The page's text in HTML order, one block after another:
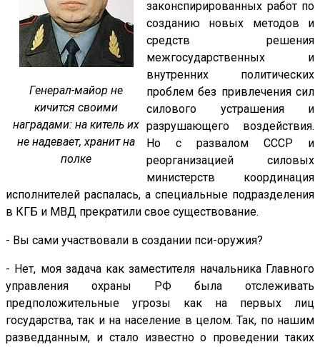
Генерал-майор не
кичится своими
наградами: на китель их
не надевает, хранит на
полке
законспирированных работ по
созданию новых методов и
средств решения
межгосударственных и
внутренних политических
проблем без привлечения сил
силового устрашения и
разрушающего воздействия.
Но с развалом СССР и
реорганизацией силовых
министерств координация
исполнителей распалась, а специальные подразделения
в КГБ и МВД прекратили свое существование.
- Вы сами участвовали в создании пси-оружия?
- Нет, моя задача как заместителя начальника Главного
управления охраны РФ была отслеживать
предположительные угрозы как на первых лиц
государства, так и на население в целом. Так, по нашим
разведданным, и стало известно о проведении таких